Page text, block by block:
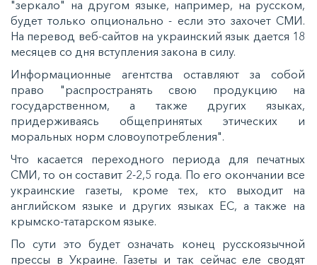
"зеркало" на другом языке, например, на русском,
будет только опционально - если это захочет СМИ.
На перевод веб-сайтов на украинский язык дается 18
месяцев со дня вступления закона в силу.
Информационные агентства оставляют за собой
право "распространять свою продукцию на
государственном, а также других языках,
придерживаясь общепринятых этических и
моральных норм словоупотребления".
Что касается переходного периода для печатных
СМИ, то он составит 2-2,5 года. По его окончании все
украинские газеты, кроме тех, кто выходит на
английском языке и других языках ЕС, а также на
крымско-татарском языке.
По сути это будет означать конец русскоязычной
прессы в Украине. Газеты и так сейчас еле сводят